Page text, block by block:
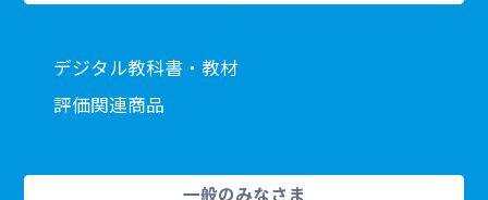
デジタル教科書・教材
評価関連商品
一般のみなさま